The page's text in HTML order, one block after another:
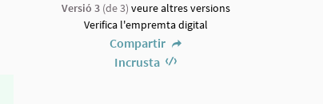
Versió 3(de 3) veure altres versions
Verifica l'empremta digital
Compartir
Incrusta